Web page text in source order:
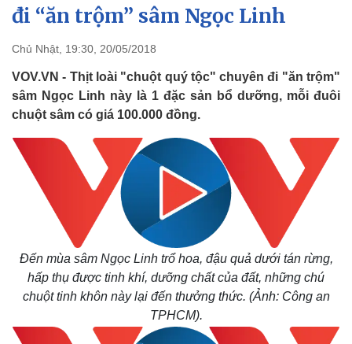
Đảng
Tổ chức nhân sự
Nhận diện sự thật
Tin 24h
Dự báo thời tiết
Việc làm
Biển đảo
đi “ăn trộm” sâm Ngọc Linh
Chủ Nhật, 19:30, 20/05/2018
VOV.VN - Thịt loài "chuột quý tộc" chuyên đi "ăn trộm"
sâm Ngọc Linh này là 1 đặc sản bổ dưỡng, mỗi đuôi
chuột sâm có giá 100.000 đồng.
Đến mùa sâm Ngọc Linh trổ hoa, đậu quả dưới tán rừng,
hấp thụ được tinh khí, dưỡng chất của đất, những chú
chuột tinh khôn này lại đến thưởng thức. (Ảnh: Công an
TPHCM).